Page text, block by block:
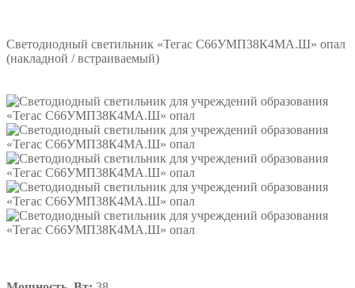
Светодиодный светильник «Тегас С66УМП38К4МА.Ш» опал
(накладной / встраиваемый)